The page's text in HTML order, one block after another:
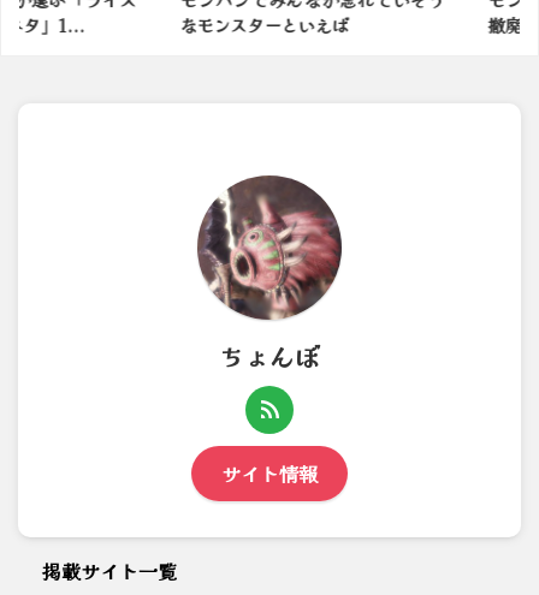
1...
なモンスターといえば
撤廃しま
ちょんぼ
サイト情報
掲載サイト一覧